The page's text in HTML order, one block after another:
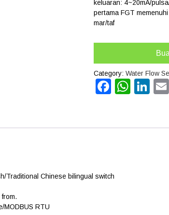
keluaran: 4~20mA/
pertama FGT
mar/taf
Category: Water Flow
Traditional Chinese bilingual switch
MODBUS RTU